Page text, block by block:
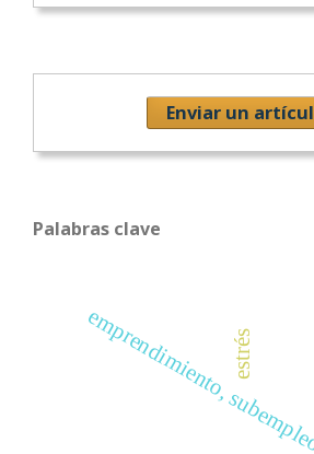
Enviar un
Palabras clave
estrés
emprendimiento,